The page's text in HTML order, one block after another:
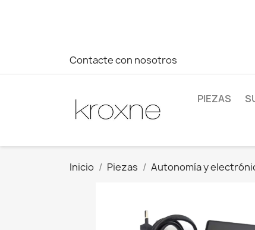
Contacte con nosotros
PIEZAS
Inicio Piezas Autonomía y